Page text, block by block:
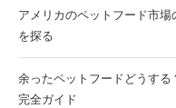
アメリカのペットフード市
を探る
余ったペットフードどうす
完全ガイド